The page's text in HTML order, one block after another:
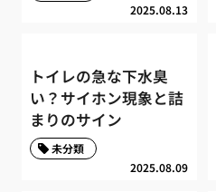
2025.08.13
トイレの急な下水臭
い？サイホン現象と詰
まりのサイン
2025.08.09
未分類